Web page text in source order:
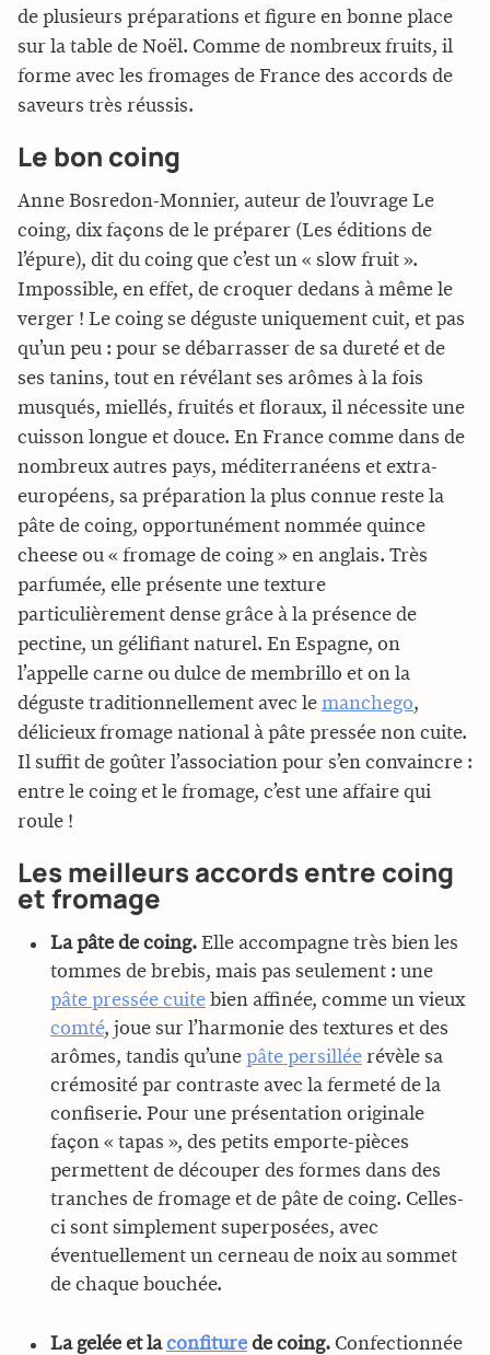
de plusieurs préparations et figure en bonne place
sur la table de Noël. Comme de nombreux fruits, il
forme avec les fromages de France des accords de
saveurs très réussis.
Le bon coing
Anne Bosredon-Monnier, auteur de l’ouvrage Le
coing, dix façons de le préparer (Les éditions de
l’épure), dit du coing que c’est un « slow fruit ».
Impossible, en effet, de croquer dedans à même le
verger ! Le coing se déguste uniquement cuit, et pas
qu’un peu : pour se débarrasser de sa dureté et de
ses tanins, tout en révélant ses arômes à la fois
musqués, miellés, fruités et floraux, il nécessite une
cuisson longue et douce. En France comme dans de
nombreux autres pays, méditerranéens et extra-
européens, sa préparation la plus connue reste la
pâte de coing, opportunément nommée quince
cheese ou « fromage de coing » en anglais. Très
parfumée, elle présente une texture
particulièrement dense grâce à la présence de
pectine, un gélifiant naturel. En Espagne, on
l’appelle carne ou dulce de membrillo et on la
déguste traditionnellement avec le manchego,
délicieux fromage national à pâte pressée non cuite.
Il suffit de goûter l’association pour s’en convaincre :
entre le coing et le fromage, c’est une affaire qui
roule !
Les meilleurs accords entre coing
et fromage
La pâte de coing. Elle accompagne très bien les
tommes de brebis, mais pas seulement : une
pâte pressée cuite bien affinée, comme un vieux
comté, joue sur l’harmonie des textures et des
arômes, tandis qu’une pâte persillée révèle sa
crémosité par contraste avec la fermeté de la
confiserie. Pour une présentation originale
façon « tapas », des petits emporte-pièces
permettent de découper des formes dans des
tranches de fromage et de pâte de coing. Celles-
ci sont simplement superposées, avec
éventuellement un cerneau de noix au sommet
de chaque bouchée.
La gelée et laconfiture de coing. Confectionnée